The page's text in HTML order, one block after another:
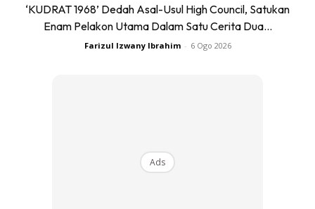
‘KUDRAT 1968’ Dedah Asal-Usul High Council, Satukan
Enam Pelakon Utama Dalam Satu Cerita Dua...
Farizul Izwany Ibrahim - 6 Ogo 2026
Ads